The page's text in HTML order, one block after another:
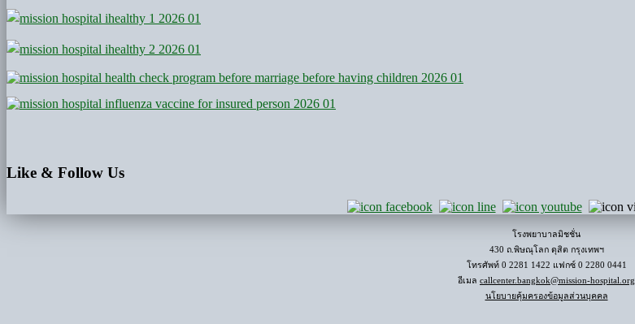
Like & Follow Us
โรงพยาบาลมิชชั่น
430 ถ.พิษณุโลก ดุสิต กรุงเทพฯ
โทรศัพท์ 0 2281 1422 แฟกซ์ 0 2280 0441
อีเมล callcenter.bangkok@mission-hospital.org
นโยบายคุ้มครองข้อมูลส่วนบุคคล